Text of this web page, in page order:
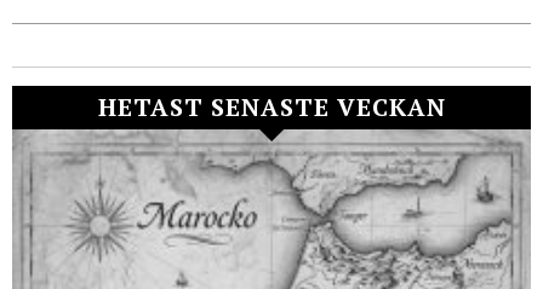
HETAST SENASTE VECKAN